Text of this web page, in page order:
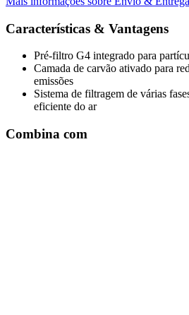
Características & Vantagens
Pré-filtro G4 integrado para
Camada de carvão ativado para
emissões
Sistema de filtragem de várias
eficiente do ar
Combina com